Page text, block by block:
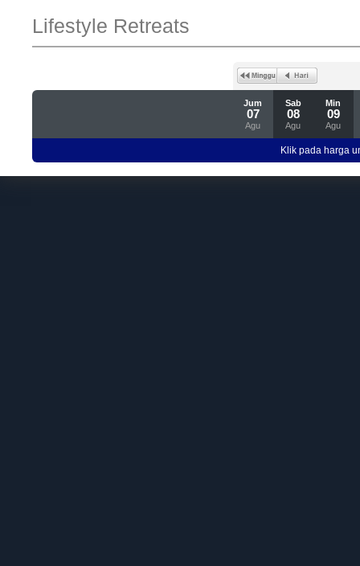
Lifestyle Retreats
Jum
07
Agu
Sab
08
Agu
Min
09
Agu
Klik pada harga